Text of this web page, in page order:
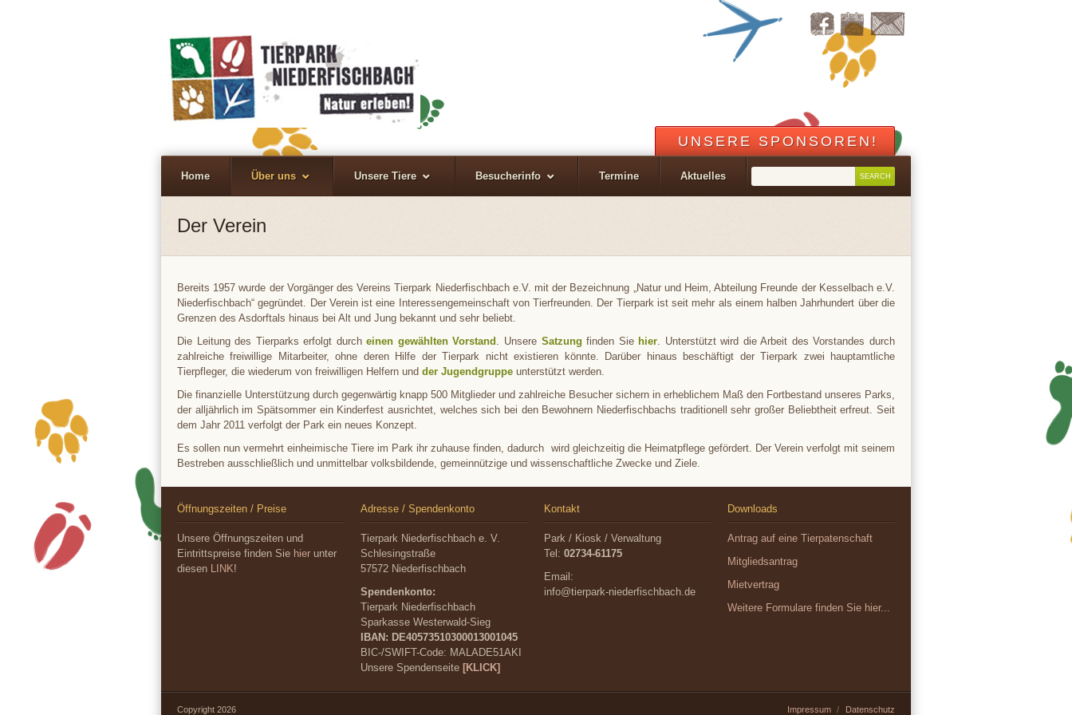
UNSERE SPONSOREN!
Home Über uns Unsere Tiere Besucherinfo Termine Aktuelles
Der Verein
Bereits 1957 wurde der Vorgänger des Vereins Tierpark Niederfischbach e.V. mit der Bezeichnung „Natur und Heim, Abteilung Freunde der Kesselbach e.V.
Niederfischbach“ gegründet. Der Verein ist eine Interessengemeinschaft von Tierfreunden. Der Tierpark ist seit mehr als einem halben Jahrhundert über die
Grenzen des Asdorftals hinaus bei Alt und Jung bekannt und sehr beliebt.
Die Leitung des Tierparks erfolgt durcheinen gewählten Vorstand . Unsere Satzung finden Sie hier. Unterstützt wird die Arbeit des Vorstandes durch
zahlreiche freiwillige Mitarbeiter, ohne deren Hilfe der Tierpark nicht existieren könnte. Darüber hinaus beschäftigt der Tierpark zwei hauptamtliche
Tierpfleger, die wiederum von freiwilligen Helfern und der Jugendgruppe unterstützt werden.
Die finanzielle Unterstützung durch gegenwärtig knapp 500 Mitglieder und zahlreiche Besucher sichern in erheblichem Maß den Fortbestand unseres Parks,
der alljährlich im Spätsommer ein Kinderfest ausrichtet, welches sich bei den Bewohnern Niederfischbachs traditionell sehr großer Beliebtheit erfreut. Seit
dem Jahr 2011 verfolgt der Park ein neues Konzept.
Es sollen nun vermehrt einheimische Tiere im Park ihr zuhause finden, dadurch wird gleichzeitig die Heimatpflege gefördert. Der Verein verfolgt mit seinem
Bestreben ausschließlich und unmittelbar volksbildende, gemeinnützige und wissenschaftliche Zwecke und Ziele.
Öffnungszeiten / Preise
Unsere Öffnungszeiten und
Eintrittspreise finden Sie hier unter
diesen LINK!
Adresse / Spendenkonto
Tierpark Niederfischbach e. V.
Schlesingstraße
57572 Niederfischbach
Spendenkonto:
Tierpark Niederfischbach
Sparkasse Westerwald-Sieg
IBAN: DE40573510300013001045
BIC-/SWIFT-Code: MALADE51AKI
Unsere Spendenseite [KLICK]
Kontakt
Park / Kiosk / Verwaltung
Tel: 02734-61175
Email:
info@tierpark-niederfischbach.de
Downloads
Antrag auf eine Tierpatenschaft
Mitgliedsantrag
Mietvertrag
Weitere Formulare finden Sie hier...
Copyright 2026 Impressum Datenschutz